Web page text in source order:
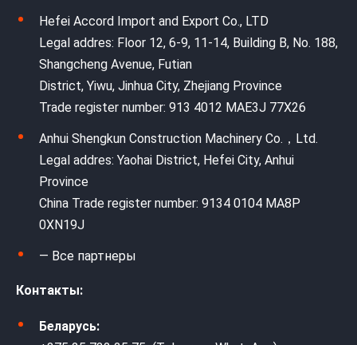
Hefei Accord Import and Export Co., LTD
Legal addres: Floor 12, 6-9, 11-14, Building B, No. 188,
Shangcheng Avenue, Futian
District, Yiwu, Jinhua City, Zhejiang Province
Trade register number: 913 4012 MAE3J 77X26
Anhui Shengkun Construction Machinery Co.，Ltd.
Legal addres: Yaohai District, Hefei City, Anhui
Province
China Trade register number: 9134 0104 MA8P
0XN19J
— Все партнеры
Контакты:
Беларусь: